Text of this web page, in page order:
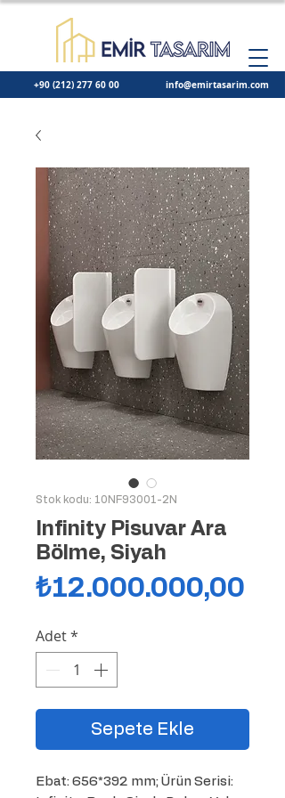
+90 (212) 277 60 00 info@emirtasarim.com
Stok kodu: 10NF93001-2N
Infinity Pisuvar Ara
Bölme, Siyah
₺12.000.000,00
Adet*
Sepete Ekle
Ebat: 656*392 mm; Ürün Serisi: